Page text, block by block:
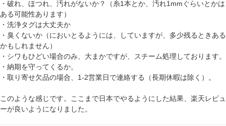
・破れ、ほつれ、汚れがないか？（糸1本とか、汚れ1mmぐらいとかは
ある可能性あります）
・洗浄タグは大丈夫か
・臭くないか（においとるようには、していますが、多少残るときある
かもしれません）
・シワもひどい場合のみ、大まかですが、スチーム処理しております。
・納期を守ってくるか。
・取り寄せ欠品の場合、1-2営業日で連絡する（長期休暇は除く）。
このような感じです。ここまで日本でやるようにした結果、楽天レビュ
ーが良いようになりました。